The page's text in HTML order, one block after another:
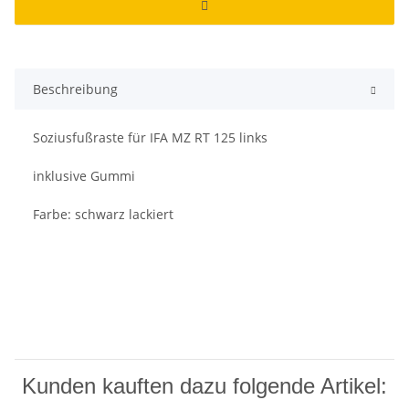
Beschreibung
Soziusfußraste für IFA MZ RT 125 links
inklusive Gummi
Farbe: schwarz lackiert
Kunden kauften dazu folgende Artikel: